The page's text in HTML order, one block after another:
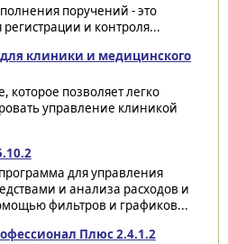
поручений - это
и контроля...
клиники и медицинского
которое позволяет легко
управление клиникой
для управления
и анализа расходов и
фильтров и графиков...
Плюс 2.4.1.2